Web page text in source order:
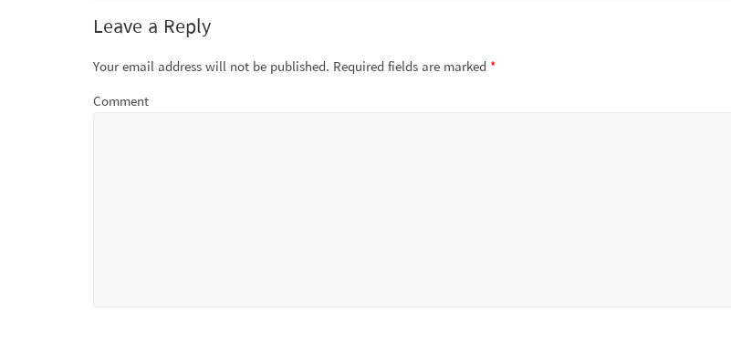
Leave a Reply
Your email address will not be published. Required fields are marked *
Comment